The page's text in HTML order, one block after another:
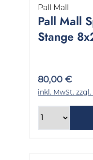
Pall Mall
Pall Mall
Stange
80,00 €
inkl. MwSt.